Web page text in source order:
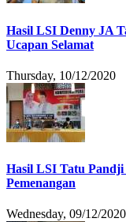
Hasil LSI Denny JA
Ucapan Selamat
Thursday, 10/12/2020
Hasil LSI Tatu
Pemenangan
Wednesday, 09/12/2020